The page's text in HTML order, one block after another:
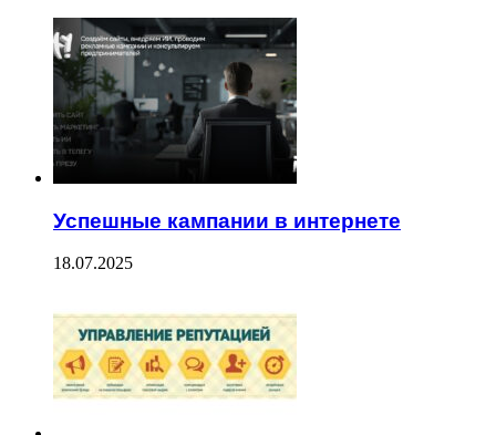
Успешные кампании в интернете
18.07.2025